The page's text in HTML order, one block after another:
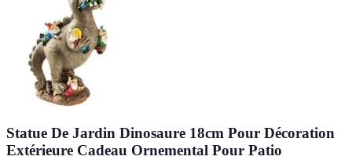
Statue De Jardin Dinosaure 18cm Pour Décoration
Extérieure Cadeau Ornemental Pour Patio